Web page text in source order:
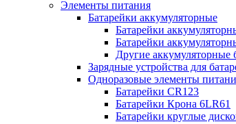
Элементы питания
Батарейки аккумуляторные
Батарейки
Батарейки
Другие аккумуляторные
Зарядные устройства для
Одноразовые элементы
Батарейки CR123
Батарейки Крона 6LR61
Батарейки круглые